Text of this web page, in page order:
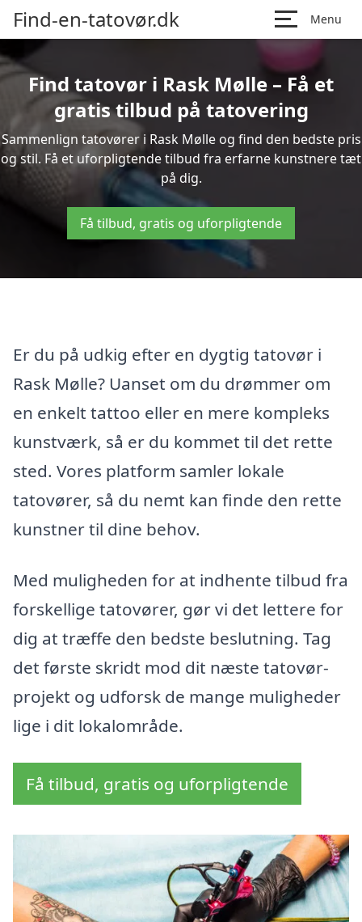
Find-en-tatovør.dk Menu
Find tatovør i Rask Mølle – Få et
gratis tilbud på tatovering
Sammenlign tatovører i Rask Mølle og find den bedste pris
og stil. Få et uforpligtende tilbud fra erfarne kunstnere tæt
på dig.
Få tilbud, gratis og uforpligtende
Er du på udkig efter en dygtig tatovør i
Rask Mølle? Uanset om du drømmer om
en enkelt tattoo eller en mere kompleks
kunstværk, så er du kommet til det rette
sted. Vores platform samler lokale
tatovører, så du nemt kan finde den rette
kunstner til dine behov.
Med muligheden for at indhente tilbud fra
forskellige tatovører, gør vi det lettere for
dig at træffe den bedste beslutning. Tag
det første skridt mod dit næste tatovør-
projekt og udforsk de mange muligheder
lige i dit lokalområde.
Få tilbud, gratis og uforpligtende